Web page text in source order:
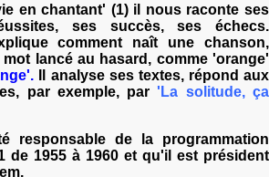
en chantant' (1) il nous raconte ses
ses succès, ses échecs.
comment naît une chanson,
lancé au hasard, comme 'orange'
Il analyse ses textes, répond aux
par exemple, par'La solitude, ça
responsable de la programmation
de 1955 à 1960 et qu'il est président